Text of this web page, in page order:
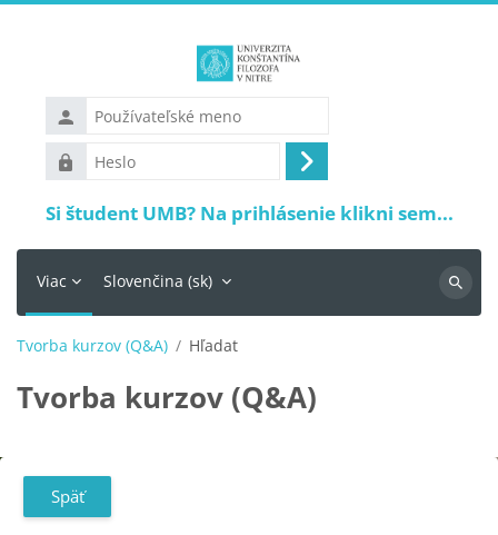
Používateľské
meno
Heslo
Prihlásiť
sa
Si študent UMB? Na prihlásenie klikni sem...
Viac Slovenčina ‎(sk)‎
Tvorba kurzov (Q&A) Hľadať
Tvorba kurzov (Q&A)
Späť